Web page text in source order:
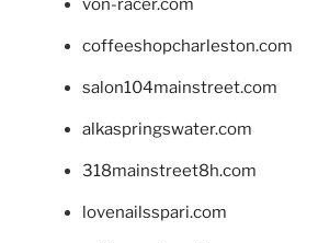
von-racer.com
coffeeshopcharleston.com
salon104mainstreet.com
alkaspringswater.com
318mainstreet8h.com
lovenailsspari.com